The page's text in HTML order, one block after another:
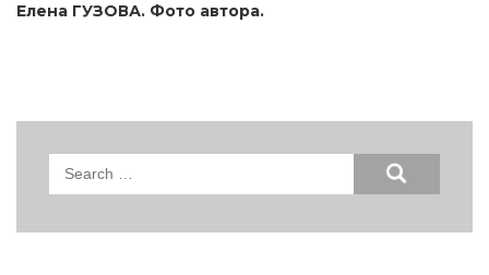
Елена ГУЗОВА. Фото автора.
Search